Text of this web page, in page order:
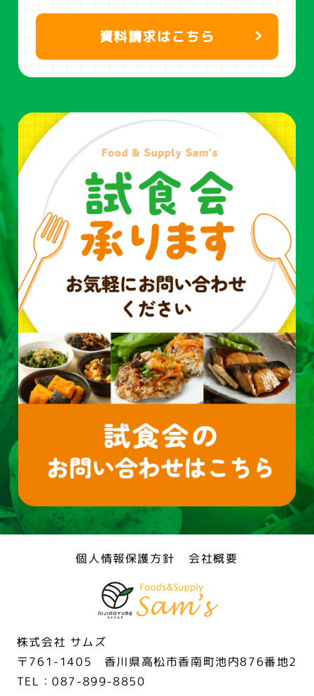
資料請求はこちら
個人情報保護方針 会社概要
株式会社 サムズ
〒761-1405 香川県高松市香南町池内876番地2
TEL：087-899-8850